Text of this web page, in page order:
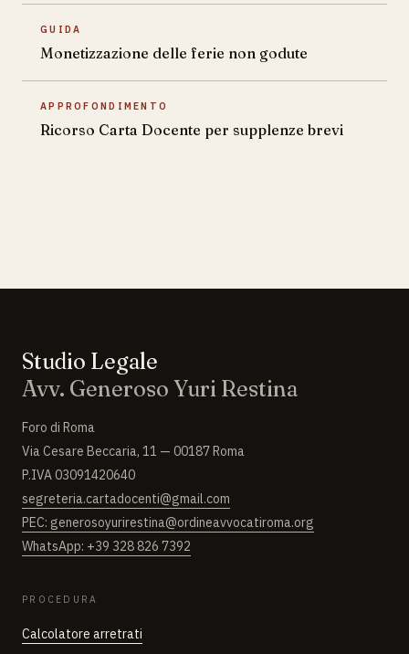
GUIDA
Monetizzazione delle ferie non godute
APPROFONDIMENTO
Ricorso Carta Docente per supplenze brevi
Studio Legale
Avv. Generoso Yuri Restina
Foro di Roma
Via Cesare Beccaria, 11 — 00187 Roma
P.IVA 03091420640
segreteria.cartadocenti@gmail.com
PEC: generosoyurirestina@ordineavvocatiroma.org
WhatsApp: +39 328 826 7392
PROCEDURA
Calcolatore arretrati